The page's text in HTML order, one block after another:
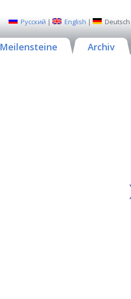
Русский | English | Deutsch
Meilensteine Archiv